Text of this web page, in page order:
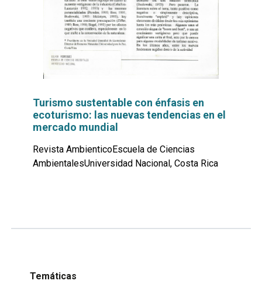
Turismo sustentable con énfasis en
ecoturismo: las nuevas tendencias en el
mercado mundial
Revista AmbienticoEscuela de Ciencias
AmbientalesUniversidad Nacional, Costa Rica
Temáticas